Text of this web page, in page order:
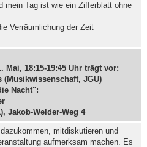
Tag ist wie ein Zifferblatt ohne
Verräumlichung der Zeit
Mai, 18:15-19:45 Uhr trägt vor:
JGU)
Nacht":
Jakob-Welder-Weg 4
mitdiskutieren und
aufmerksam machen. Es